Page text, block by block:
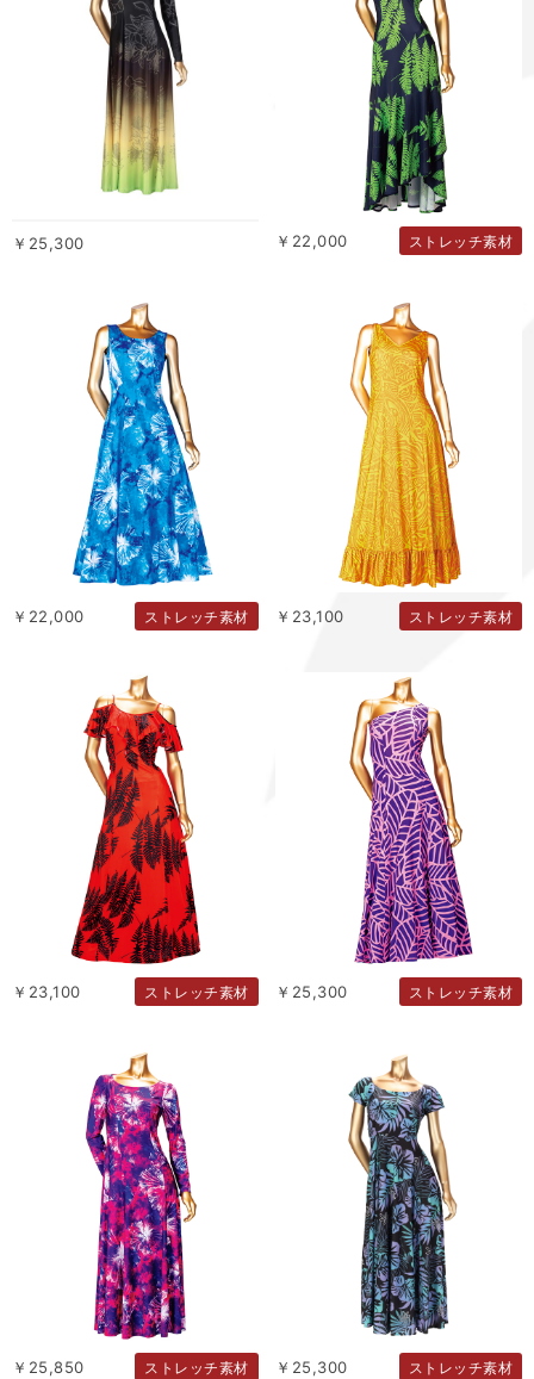
￥25,300 ￥22,000 ストレッチ素材
￥22,000 ストレッチ素材 ￥23,100 ストレッチ素材
￥23,100 ストレッチ素材 ￥25,300 ストレッチ素材
￥25,850 ストレッチ素材 ￥25,300 ストレッチ素材